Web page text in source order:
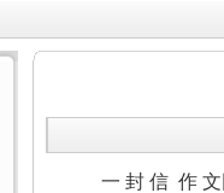
一 封 信 作